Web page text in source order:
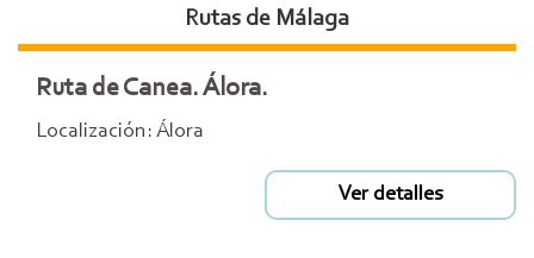
Rutas de Málaga
Ruta de Canea. Álora.
Localización: Álora
Ver detalles